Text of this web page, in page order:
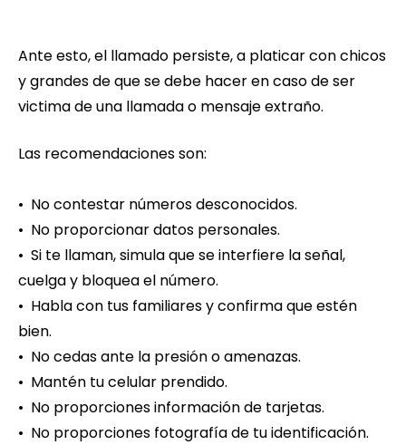
Ante esto, el llamado persiste, a platicar con chicos
y grandes de que se debe hacer en caso de ser
victima de una llamada o mensaje extraño.
Las recomendaciones son:
• No contestar números desconocidos.
• No proporcionar datos personales.
• Si te llaman, simula que se interfiere la señal,
cuelga y bloquea el número.
• Habla con tus familiares y confirma que estén
bien.
• No cedas ante la presión o amenazas.
• Mantén tu celular prendido.
• No proporciones información de tarjetas.
• No proporciones fotografía de tu identificación.